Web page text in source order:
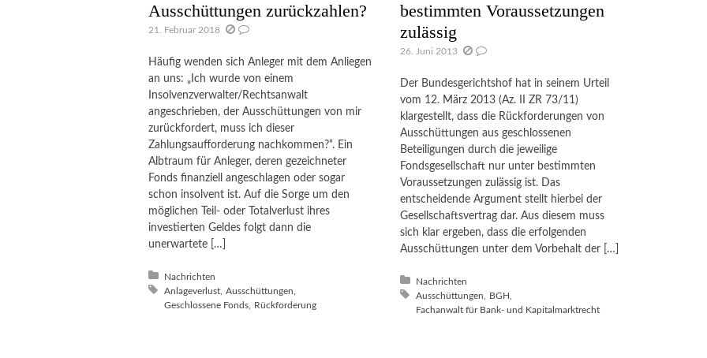
Ausschüttungen zurückzahlen?
21. Februar 2018
Häufig wenden sich Anleger mit dem Anliegen
an uns: „Ich wurde von einem
Insolvenzverwalter/Rechtsanwalt
angeschrieben, der Ausschüttungen von mir
zurückfordert, muss ich dieser
Zahlungsaufforderung nachkommen?“. Ein
Albtraum für Anleger, deren gezeichneter
Fonds finanziell angeschlagen oder sogar
schon insolvent ist. Auf die Sorge um den
möglichen Teil- oder Totalverlust ihres
investierten Geldes folgt dann die
unerwartete […]
Posted in:
Nachrichten
Tagged with:
Anlageverlust Ausschüttungen
Geschlossene Fonds
Rückforderung
bestimmten Voraussetzungen
zulässig
26. Juni 2013
Der Bundesgerichtshof hat in seinem Urteil
vom 12. März 2013 (Az. II ZR 73/11)
klargestellt, dass die Rückforderungen von
Ausschüttungen aus geschlossenen
Beteiligungen durch die jeweilige
Fondsgesellschaft nur unter bestimmten
Voraussetzungen zulässig ist. Das
entscheidende Argument stellt hierbei der
Gesellschaftsvertrag dar. Aus diesem muss
sich klar ergeben, dass die erfolgenden
Ausschüttungen unter dem Vorbehalt der […]
Posted in:
Nachrichten
Tagged with:
Ausschüttungen
BGH
Fachanwalt für Bank- und Kapitalmarktrecht